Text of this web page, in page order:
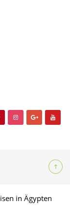
in Ägypten